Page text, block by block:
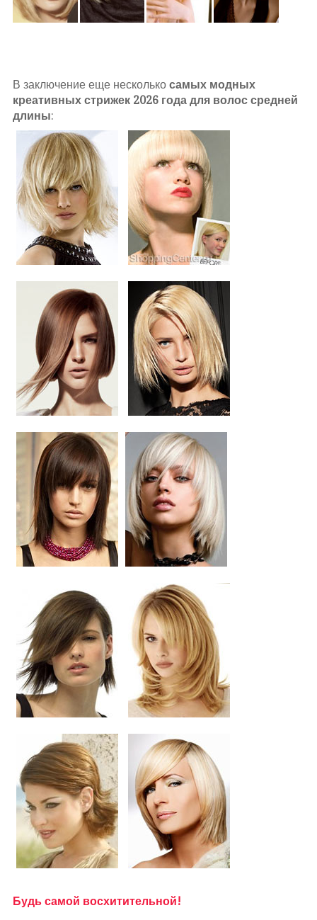
В заключение еще несколько самых модных
креативных стрижек 2026 года для волос средней
длины:
Будь самой восхитительной!